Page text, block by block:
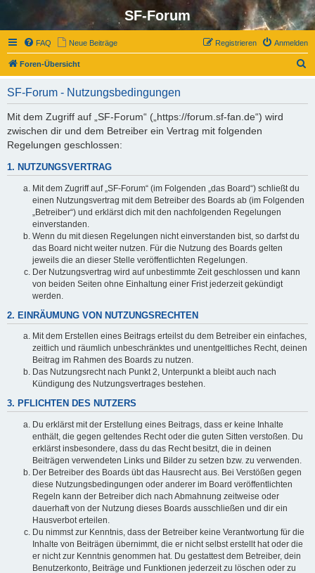
SF-Forum
FAQ Neue Beiträge Anmelden
Registrieren
Foren-Übersicht
SF-Forum - Nutzungsbedingungen
Mit dem Zugriff auf „SF-Forum“ („https://forum.sf-fan.de“) wird
zwischen dir und dem Betreiber ein Vertrag mit folgenden
Regelungen geschlossen:
1. NUTZUNGSVERTRAG
Mit dem Zugriff auf „SF-Forum“ (im Folgenden „das Board“) schließt du
einen Nutzungsvertrag mit dem Betreiber des Boards ab (im Folgenden
„Betreiber“) und erklärst dich mit den nachfolgenden Regelungen
einverstanden.
Wenn du mit diesen Regelungen nicht einverstanden bist, so darfst du
das Board nicht weiter nutzen. Für die Nutzung des Boards gelten
jeweils die an dieser Stelle veröffentlichten Regelungen.
Der Nutzungsvertrag wird auf unbestimmte Zeit geschlossen und kann
von beiden Seiten ohne Einhaltung einer Frist jederzeit gekündigt
werden.
2. EINRÄUMUNG VON NUTZUNGSRECHTEN
Mit dem Erstellen eines Beitrags erteilst du dem Betreiber ein einfaches,
zeitlich und räumlich unbeschränktes und unentgeltliches Recht, deinen
Beitrag im Rahmen des Boards zu nutzen.
Das Nutzungsrecht nach Punkt 2, Unterpunkt a bleibt auch nach
Kündigung des Nutzungsvertrages bestehen.
3. PFLICHTEN DES NUTZERS
Du erklärst mit der Erstellung eines Beitrags, dass er keine Inhalte
enthält, die gegen geltendes Recht oder die guten Sitten verstoßen. Du
erklärst insbesondere, dass du das Recht besitzt, die in deinen
Beiträgen verwendeten Links und Bilder zu setzen bzw. zu verwenden.
Der Betreiber des Boards übt das Hausrecht aus. Bei Verstößen gegen
diese Nutzungsbedingungen oder anderer im Board veröffentlichten
Regeln kann der Betreiber dich nach Abmahnung zeitweise oder
dauerhaft von der Nutzung dieses Boards ausschließen und dir ein
Hausverbot erteilen.
Du nimmst zur Kenntnis, dass der Betreiber keine Verantwortung für die
Inhalte von Beiträgen übernimmt, die er nicht selbst erstellt hat oder die
er nicht zur Kenntnis genommen hat. Du gestattest dem Betreiber, dein
Benutzerkonto, Beiträge und Funktionen jederzeit zu löschen oder zu